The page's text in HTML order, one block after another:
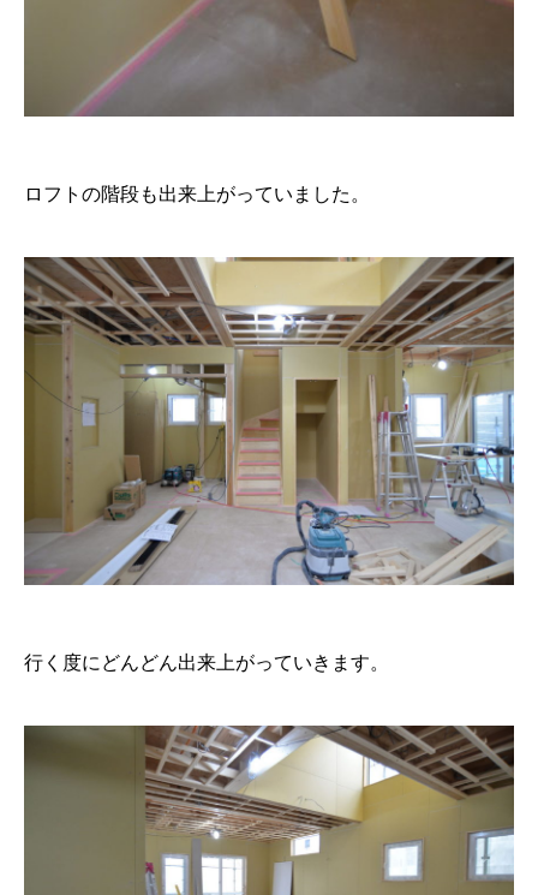
ロフトの階段も出来上がっていました。
行く度にどんどん出来上がっていきます。